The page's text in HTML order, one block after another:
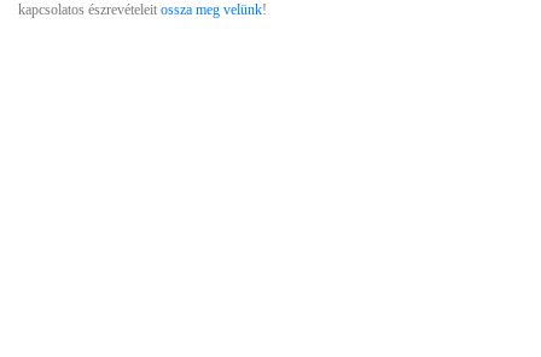
kapcsolatos észrevételeit ossza meg velünk!